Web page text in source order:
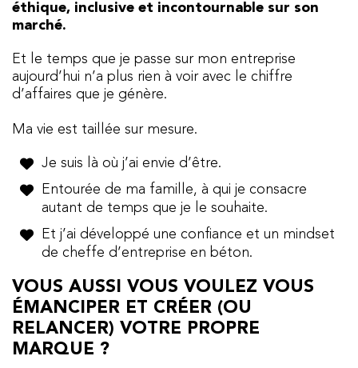
éthique, inclusive et incontournable sur son
marché.
Et le temps que je passe sur mon entreprise
aujourd’hui n’a plus rien à voir avec le chiffre
d’affaires que je génère.
Ma vie est taillée sur mesure.
Je suis là où j’ai envie d’être.
Entourée de ma famille, à qui je consacre
autant de temps que je le souhaite.
Et j’ai développé une confiance et un mindset
de cheffe d’entreprise en béton.
VOUS AUSSI VOUS VOULEZ VOUS
ÉMANCIPER ET CRÉER (OU
RELANCER) VOTRE PROPRE
MARQUE ?